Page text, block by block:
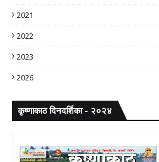
2021
2022
2023
2026
कृष्णाकाठ दिनदर्शिका - २०२४